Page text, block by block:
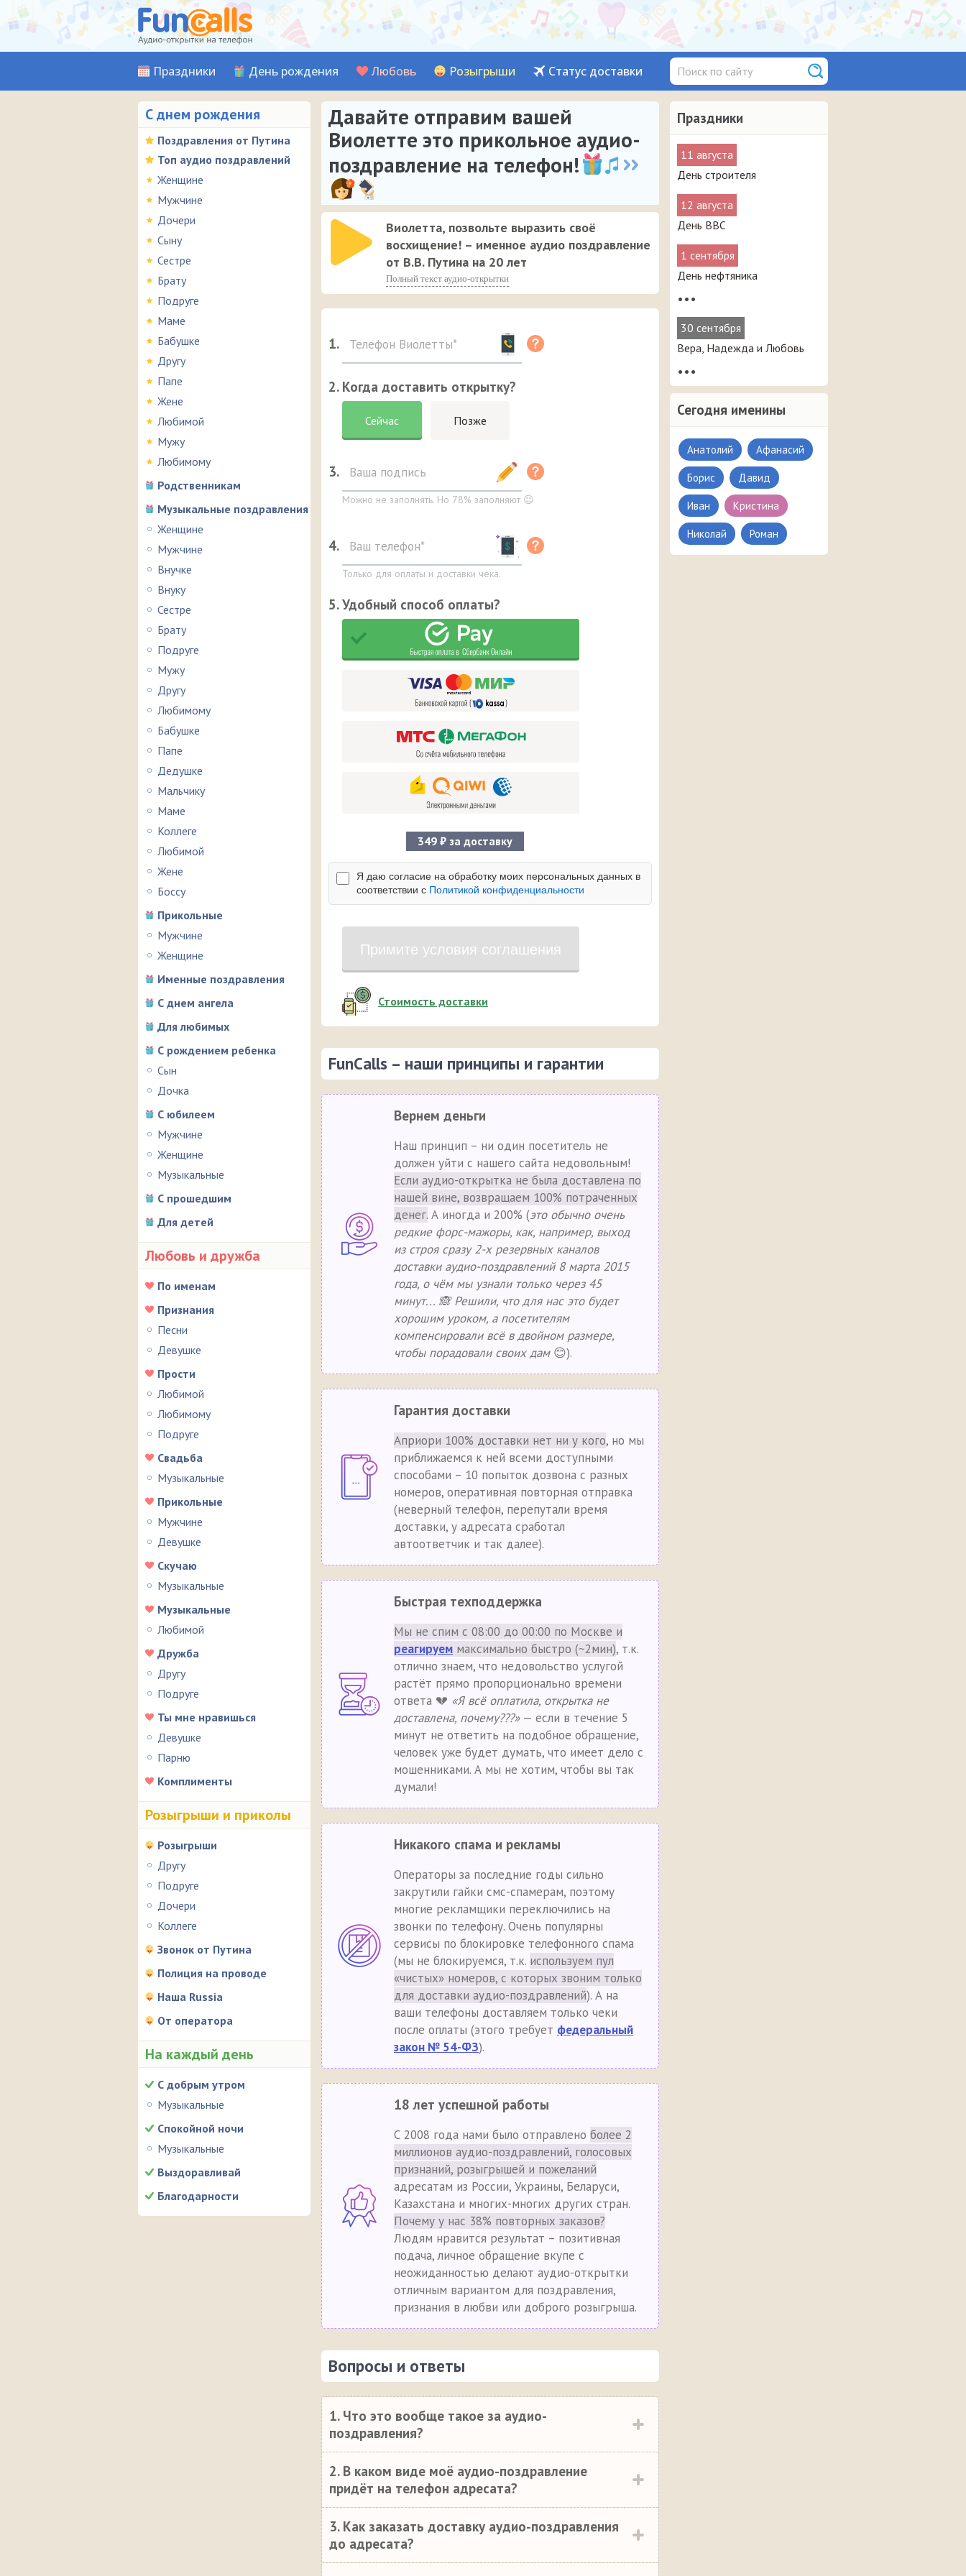
Праздники День рождения Любовь Розыгрыши Статус доставки
С днем рождения
Поздравления от Путина
Топ аудио поздравлений
Женщине
Мужчине
Дочери
Сыну
Сестре
Брату
Подруге
Маме
Бабушке
Другу
Папе
Жене
Любимой
Мужу
Любимому
Родственникам
Музыкальные поздравления
Женщине
Мужчине
Внучке
Внуку
Сестре
Брату
Подруге
Мужу
Другу
Любимому
Бабушке
Папе
Дедушке
Мальчику
Маме
Коллеге
Любимой
Жене
Боссу
Прикольные
Мужчине
Женщине
Именные поздравления
С днем ангела
Для любимых
С рождением ребенка
Сын
Дочка
С юбилеем
Мужчине
Женщине
Музыкальные
С прошедшим
Для детей
Любовь и дружба
По именам
Признания
Песни
Девушке
Прости
Любимой
Любимому
Подруге
Свадьба
Музыкальные
Прикольные
Мужчине
Девушке
Скучаю
Музыкальные
Музыкальные
Любимой
Дружба
Другу
Подруге
Ты мне нравишься
Девушке
Парню
Комплименты
Розыгрыши и приколы
Розыгрыши
Другу
Подруге
Дочери
Коллеге
Звонок от Путина
Полиция на проводе
Наша Russia
От оператора
На каждый день
С добрым утром
Музыкальные
Спокойной ночи
Музыкальные
Выздоравливай
Благодарности
Праздники
11 августа
День строителя
12 августа
День ВВС
1 сентября
День нефтяника
•••
30 сентября
Вера, Надежда и Любовь
•••
Сегодня именины
Анатолий Афанасий
Борис Давид
Иван Кристина
Николай Роман
Давайте отправим вашей
Виолетте это прикольное аудио-
поздравление на телефон!
Виолетта, позвольте выразить своё
восхищение! – именное аудио поздравление
от В.В. Путина на 20 лет
Полный текст аудио-открытки
1.
2. Когда доставить открытку?
Сейчас Позже
3.
Можно не заполнять. Но 78% заполняют 😉
4.
Только для оплаты и доставки чека.
5. Удобный способ оплаты?
349 ₽ за доставку
Я даю согласие на обработку моих персональных данных в
соответствии с Политикой конфиденциальности
Примите условия соглашения
Стоимость доставки
FunCalls – наши принципы и гарантии
Вернем деньги
Наш принцип – ни один посетитель не
должен уйти с нашего сайта недовольным!
Если аудио-открытка не была доставлена по
нашей вине, возвращаем 100% потраченных
денег. А иногда и 200% (это обычно очень
редкие форс-мажоры, как, например, выход
из строя сразу 2-х резервных каналов
доставки аудио-поздравлений 8 марта 2015
года, о чём мы узнали только через 45
минут... 🙈 Решили, что для нас это будет
хорошим уроком, а посетителям
компенсировали всё в двойном размере,
чтобы порадовали своих дам😊).
Гарантия доставки
Априори 100% доставки нет ни у кого, но мы
приближаемся к ней всеми доступными
способами – 10 попыток дозвона с разных
номеров, оперативная повторная отправка
(неверный телефон, перепутали время
доставки, у адресата сработал
автоответчик и так далее).
Быстрая техподдержка
Мы не спим с 08:00 до 00:00 по Москве и
реагируем максимально быстро (~2мин), т.к.
отлично знаем, что недовольство услугой
растёт прямо пропорционально времени
ответа 💔 «Я всё оплатила, открытка не
доставлена, почему???»— если в течение 5
минут не ответить на подобное обращение,
человек уже будет думать, что имеет дело с
мошенниками. А мы не хотим, чтобы вы так
думали!
Никакого спама и рекламы
Операторы за последние годы сильно
закрутили гайки смс-спамерам, поэтому
многие рекламщики переключились на
звонки по телефону. Очень популярны
сервисы по блокировке телефонного спама
(мы не блокируемся, т.к. используем пул
«чистых» номеров, с которых звоним только
для доставки аудио-поздравлений). А на
ваши телефоны доставляем только чеки
после оплаты (этого требует федеральный
закон № 54-ФЗ).
18 лет успешной работы
С 2008 года нами было отправлено более 2
миллионов аудио-поздравлений, голосовых
признаний, розыгрышей и пожеланий
адресатам из России, Украины, Беларуси,
Казахстана и многих-многих других стран.
Почему у нас 38% повторных заказов?
Людям нравится результат – позитивная
подача, личное обращение вкупе с
неожиданностью делают аудио-открытки
отличным вариантом для поздравления,
признания в любви или доброго розыгрыша.
Вопросы и ответы
1. Что это вообще такое за аудио-
поздравления?
2. В каком виде моё аудио-поздравление
придёт на телефон адресата?
3. Как заказать доставку аудио-поздравления
до адресата?